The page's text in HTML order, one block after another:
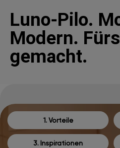
Luno-Pilo.
Modern.
gemacht.
1. Vorteile
3. Inspirationen